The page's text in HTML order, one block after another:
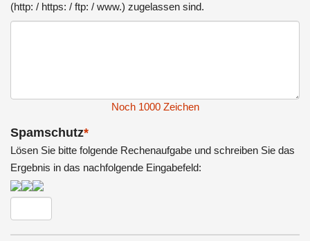
(http: / https: / ftp: / www.) zugelassen sind.
Noch 1000Zeichen
Spamschutz*
Lösen Sie bitte folgende Rechenaufgabe und schreiben Sie das
Ergebnis in das nachfolgende Eingabefeld: